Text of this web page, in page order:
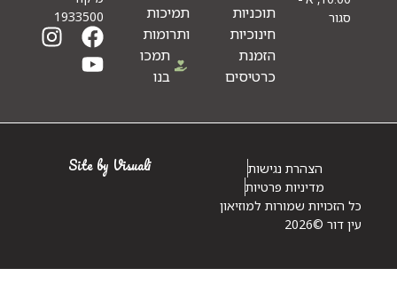
תוכניות
תמיכות
ותרומות
בנו
1933500
הצהרת נגישות
מדיניות פרטיות
שמורות למוזיאון
Site by Visuali